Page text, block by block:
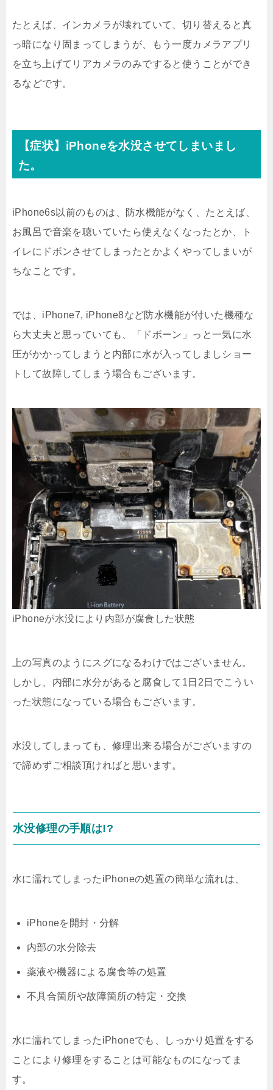
たとえば、インカメラが壊れていて、切り替えると真
っ暗になり固まってしまうが、もう一度カメラアプリ
を立ち上げてリアカメラのみですると使うことができ
るなどです。
【症状】iPhoneを水没させてしまいまし
た。
iPhone6s以前のものは、防水機能がなく、たとえば、
お風呂で音楽を聴いていたら使えなくなったとか、ト
イレにドボンさせてしまったとかよくやってしまいが
ちなことです。
では、iPhone7, iPhone8など防水機能が付いた機種な
ら大丈夫と思っていても、「ドボーン」っと一気に水
圧がかかってしまうと内部に水が入ってしましショー
トして故障してしまう場合もございます。
iPhoneが水没により内部が腐食した状態
上の写真のようにスグになるわけではございません。
しかし、内部に水分があると腐食して1日2日でこうい
った状態になっている場合もございます。
水没してしまっても、修理出来る場合がございますの
で諦めずご相談頂ければと思います。
水没修理の手順は!?
水に濡れてしまったiPhoneの処置の簡単な流れは、
iPhoneを開封・分解
内部の水分除去
薬液や機器による腐食等の処置
不具合箇所や故障箇所の特定・交換
水に濡れてしまったiPhoneでも、しっかり処置をする
ことにより修理をすることは可能なものになってま
す。